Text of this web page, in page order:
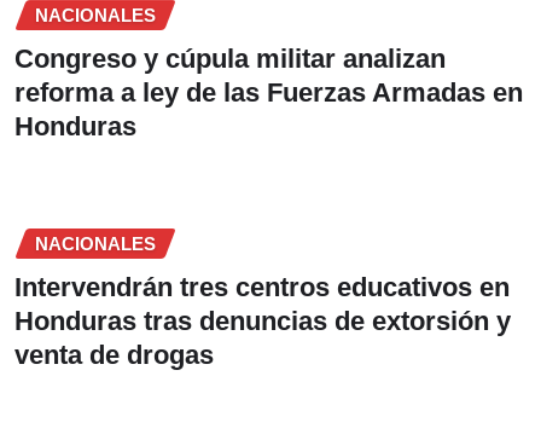
NACIONALES
Congreso y cúpula militar analizan
reforma a ley de las Fuerzas Armadas en
Honduras
NACIONALES
Intervendrán tres centros educativos en
Honduras tras denuncias de extorsión y
venta de drogas